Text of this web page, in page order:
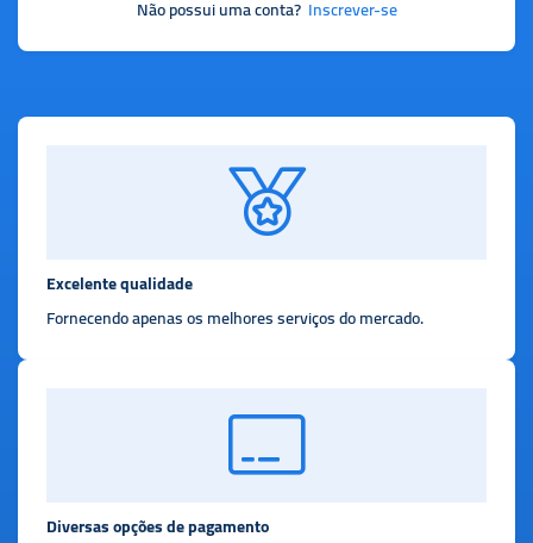
Não possui uma conta? Inscrever-se
Excelente qualidade
Fornecendo apenas os melhores serviços do mercado.
Diversas opções de pagamento